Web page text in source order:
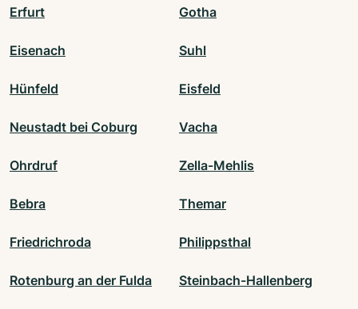
Erfurt Gotha
Eisenach Suhl
Hünfeld Eisfeld
Neustadt bei Coburg Vacha
Ohrdruf Zella-Mehlis
Bebra Themar
Friedrichroda Philippsthal
Rotenburg an der Fulda Steinbach-Hallenberg